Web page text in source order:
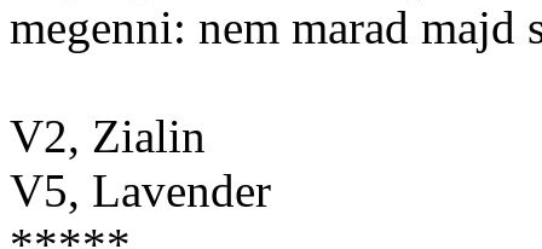
megenni: nem marad majd
V2, Zialin
V5, Lavender